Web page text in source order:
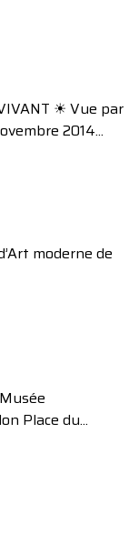
☀︎ Vue par
2014...
moderne de
Place du...